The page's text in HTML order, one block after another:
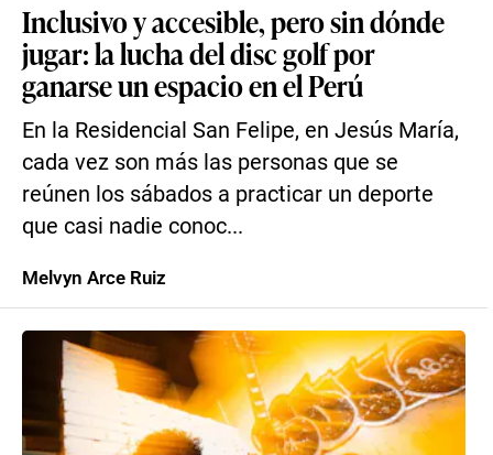
Inclusivo y accesible, pero sin dónde
jugar: la lucha del disc golf por
ganarse un espacio en el Perú
En la Residencial San Felipe, en Jesús María,
cada vez son más las personas que se
reúnen los sábados a practicar un deporte
que casi nadie conoc...
Melvyn Arce Ruiz